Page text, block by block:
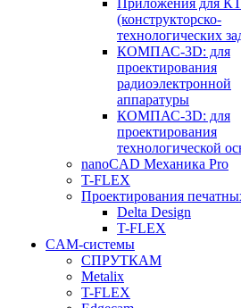
Приложения для
(конструкторско-
технологических
КОМПАС-3D: для
проектирования
радиоэлектронной
аппаратуры
КОМПАС-3D: для
проектирования
технологической
nanoCAD Механика Pro
T-FLEX
Проектирования
Delta Design
T-FLEX
CAM-системы
СПРУТКAM
Metalix
T-FLEX